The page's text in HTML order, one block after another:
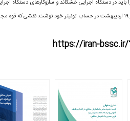
در دستگاه اجرایی خشکاند و سازوکارهای دستگاه